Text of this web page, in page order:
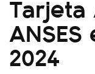
2024